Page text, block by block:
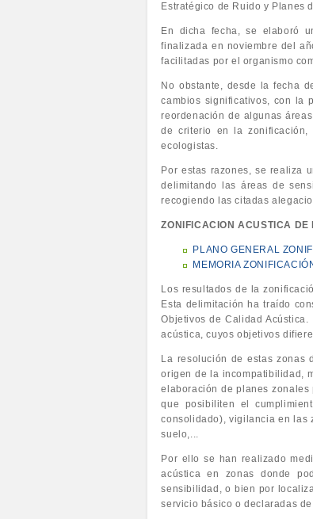
Estratégico de Ruido y Planes
En dicha fecha, se elaboró
finalizada en noviembre del
facilitadas por el organismo
No obstante, desde la fecha
cambios significativos, con la
reordenación de algunas
de criterio en la zonificación,
ecologistas.
Por estas razones, se realiza
delimitando las áreas de
recogiendo las citadas
ZONIFICACION ACUSTICA DE
PLANO GENERAL
MEMORIA
Los resultados de la
Esta delimitación ha traído
Objetivos de Calidad
acústica, cuyos objetivos
La resolución de estas zonas
origen de la incompatibilidad,
elaboración de planes
que posibiliten el
consolidado), vigilancia en las
suelo,...
Por ello se han realizado
acústica en zonas donde
sensibilidad, o bien por
servicio básico o declaradas